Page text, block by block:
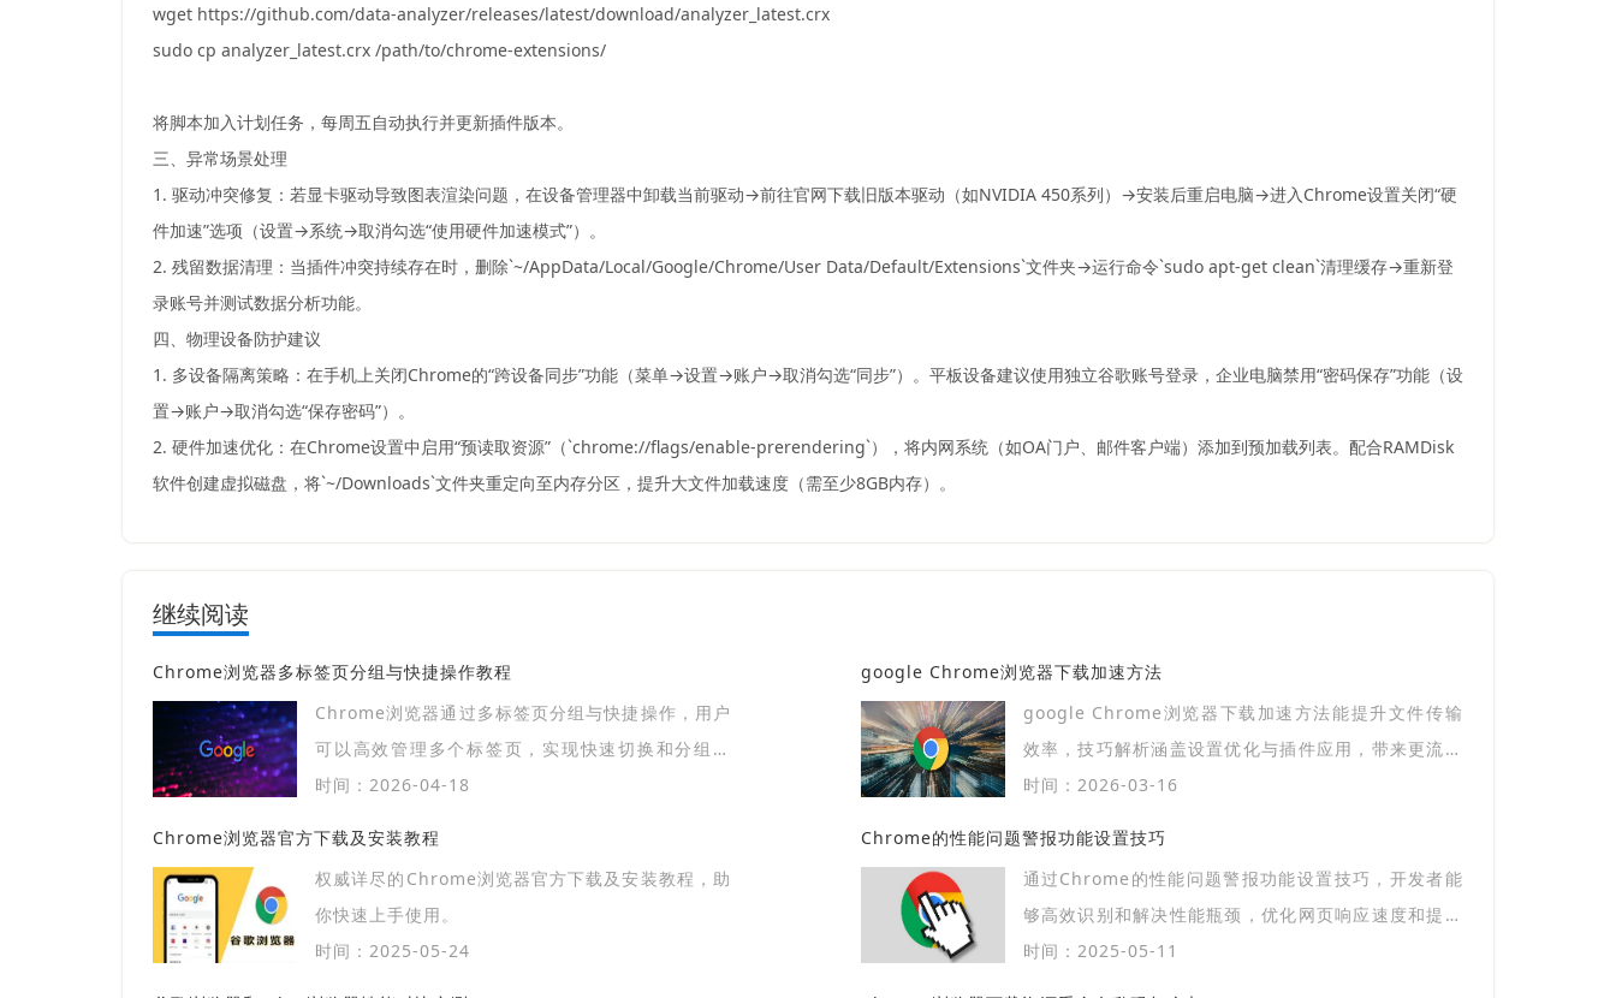
wget https://github.com/data-analyzer/releases/latest/download/analyzer_latest.crx
sudo cp analyzer_latest.crx /path/to/chrome-extensions/
将脚本加入计划任务，每周五自动执行并更新插件版本。
三、异常场景处理
1. 驱动冲突修复：若显卡驱动导致图表渲染问题，在设备管理器中卸载当前驱动→前往官网下载旧版本驱动（如NVIDIA 450系列）→安装后重启电脑→进入Chrome设置关闭“硬
件加速”选项（设置→系统→取消勾选“使用硬件加速模式”）。
2. 残留数据清理：当插件冲突持续存在时，删除`~/AppData/Local/Google/Chrome/User Data/Default/Extensions`文件夹→运行命令`sudo apt-get clean`清理缓存→重新登
录账号并测试数据分析功能。
四、物理设备防护建议
1. 多设备隔离策略：在手机上关闭Chrome的“跨设备同步”功能（菜单→设置→账户→取消勾选“同步”）。平板设备建议使用独立谷歌账号登录，企业电脑禁用“密码保存”功能（设
置→账户→取消勾选“保存密码”）。
2. 硬件加速优化：在Chrome设置中启用“预读取资源”（`chrome://flags/enable-prerendering`），将内网系统（如OA门户、邮件客户端）添加到预加载列表。配合RAMDisk
软件创建虚拟磁盘，将`~/Downloads`文件夹重定向至内存分区，提升大文件加载速度（需至少8GB内存）。
继续阅读
Chrome浏览器多标签页分组与快捷操作教程
Chrome浏览器通过多标签页分组与快捷操作，用户
可以高效管理多个标签页，实现快速切换和分组管
理，提高浏览效率和操作便捷性。
时间：2026-04-18
google Chrome浏览器下载加速方法
google Chrome浏览器下载加速方法能提升文件传输
效率，技巧解析涵盖设置优化与插件应用，带来更流畅
体验。
时间：2026-03-16
Chrome浏览器官方下载及安装教程
权威详尽的Chrome浏览器官方下载及安装教程，助
你快速上手使用。
时间：2025-05-24
Chrome的性能问题警报功能设置技巧
通过Chrome的性能问题警报功能设置技巧，开发者能
够高效识别和解决性能瓶颈，优化网页响应速度和提升
用户体验。
时间：2025-05-11